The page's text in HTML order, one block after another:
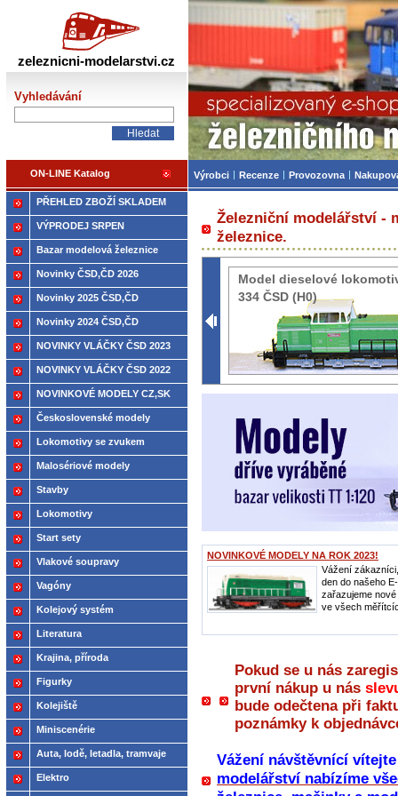
Železniční modelářství -
železnice.
Model dieselové
334 ČSD (H0)
NOVINKOVÉ MODELY NA ROK 2023!
Vážení
den do našeho
zařazujeme
ve všech
Pokud se u nás
první nákup u nás
bude odečtena při
poznámky k
Vážení návštěvnící
modelářství nabízíme
PŘEHLED ZBOŽÍ SKLADEM
VÝPRODEJ SRPEN
Bazar modelová železnice
Novinky ČSD,ČD 2026
Novinky 2025 ČSD,ČD
Novinky 2024 ČSD,ČD
NOVINKY VLÁČKY ČSD 2023
NOVINKY VLÁČKY ČSD 2022
NOVINKOVÉ MODELY CZ,SK
2021
Československé modely
ČSD,ČD
Lokomotivy se zvukem
Malosériové modely
Stavby
Lokomotivy
Start sety
Vlakové soupravy
Vagóny
Kolejový systém
Literatura
Krajina, příroda
Figurky
Kolejiště
Miniscenérie
Auta, lodě, letadla, tramvaje
Elektro
zeleznicni-modelarstvi.cz
Vyhledávání
ON-LINE Katalog
Železniční
Výrobci Recenze Provozovna